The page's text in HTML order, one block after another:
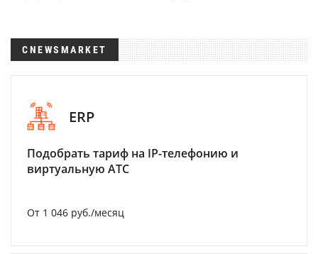
CNEWSMARKET
ERP
Подобрать тариф на IP-телефонию и
виртуальную АТС
От 1 046 руб./месяц